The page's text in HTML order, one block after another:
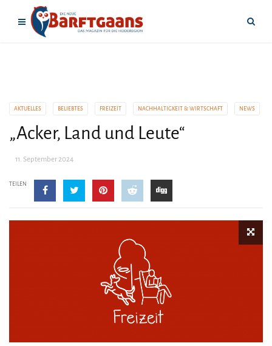
AKTUELLES BELIEBTES FREIZEIT NACHHALTIGKEIT & WIRTSCHAFT NEWS
„Acker, Land und Leute“
11. September 2024
TEILEN